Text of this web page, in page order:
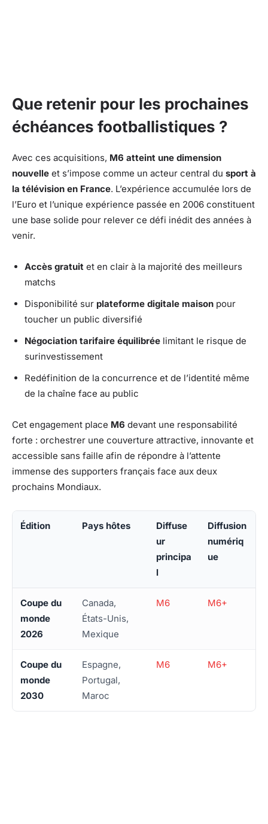
Que retenir pour les prochaines
échéances footballistiques ?
Avec ces acquisitions, M6 atteint une dimension
nouvelle et s’impose comme un acteur central du sport à
la télévision en France. L’expérience accumulée lors de
l’Euro et l’unique expérience passée en 2006 constituent
une base solide pour relever ce défi inédit des années à
venir.
Accès gratuit et en clair à la majorité des meilleurs
matchs
Disponibilité sur plateforme digitale maison pour
toucher un public diversifié
Négociation tarifaire équilibrée limitant le risque de
surinvestissement
Redéfinition de la concurrence et de l’identité même
de la chaîne face au public
Cet engagement place M6 devant une responsabilité
forte : orchestrer une couverture attractive, innovante et
accessible sans faille afin de répondre à l’attente
immense des supporters français face aux deux
prochains Mondiaux.
Édition Pays hôtes
Diffuse
ur
principa
l
Diffusion
numériq
ue
Coupe du
monde
2026
Canada,
États-Unis,
Mexique
M6 M6+
Coupe du
monde
2030
Espagne,
Portugal,
Maroc
M6 M6+